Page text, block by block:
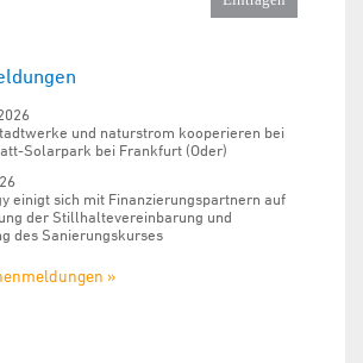
und naturstrom kooperieren bei
Solarpark bei Frankfurt (Oder)
einigt sich mit Finanzierungspartnern auf
der Stillhaltevereinbarung und
des Sanierungskurses
»